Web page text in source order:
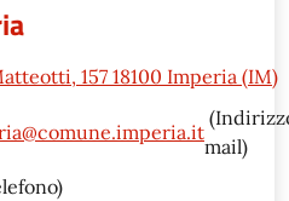
157 18100 Imperia (IM)
mail)